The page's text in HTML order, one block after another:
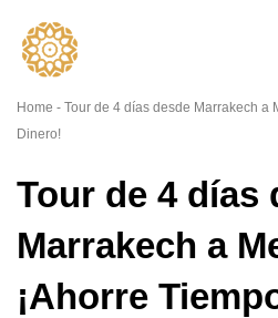
contenido
Home - Tour de 4 días desde Marrakech a
Dinero!
Tour de 4 días
Marrakech a
¡Ahorre